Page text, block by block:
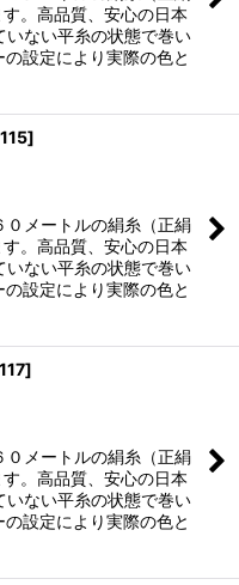
。高品質、安心の日本
ない平糸の状態で巻い
設定により実際の色と
]
０メートルの絹糸（正絹
。高品質、安心の日本
ない平糸の状態で巻い
設定により実際の色と
]
０メートルの絹糸（正絹
。高品質、安心の日本
ない平糸の状態で巻い
設定により実際の色と